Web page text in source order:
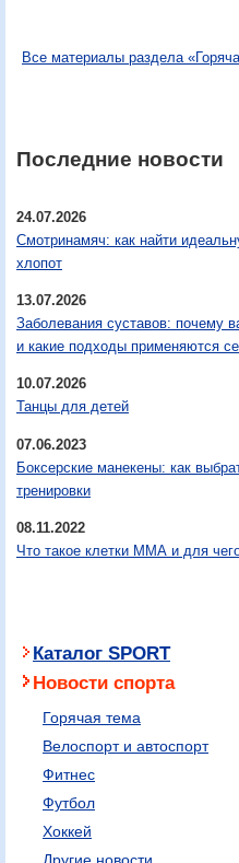
Все материалы раздела
Последние новости
24.07.2026
Смотринамяч: как найти
хлопот
13.07.2026
Заболевания суставов: почему
и какие подходы применяются
10.07.2026
Танцы для детей
07.06.2023
Боксерские манекены: как
тренировки
08.11.2022
Что такое клетки ММА и для
Каталог SPORT
Новости спорта
Горячая тема
Велоспорт и автоспорт
Фитнес
Футбол
Хоккей